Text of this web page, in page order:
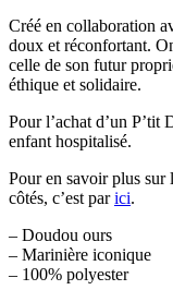
Créé en collaboration
doux et réconfortant.
celle de son futur
éthique et solidaire.
Pour l’achat d’un P’tit
enfant hospitalisé.
Pour en savoir plus sur
côtés, c’est parici.
– Doudou ours
– Marinière iconique
– 100% polyester